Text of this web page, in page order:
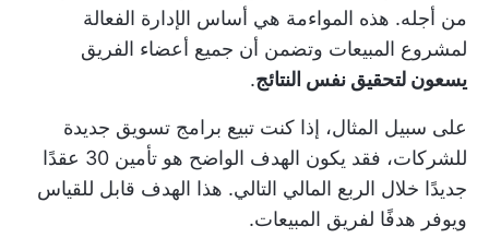
من أجله. هذه المواءمة هي أساس الإدارة الفعالة
لمشروع المبيعات وتضمن أن جميع أعضاء الفريق
يسعون لتحقيق نفس النتائج.
على سبيل المثال، إذا كنت تبيع برامج تسويق جديدة
للشركات، فقد يكون الهدف الواضح هو تأمين 30 عقدًا
جديدًا خلال الربع المالي التالي. هذا الهدف قابل للقياس
ويوفر هدفًا لفريق المبيعات.